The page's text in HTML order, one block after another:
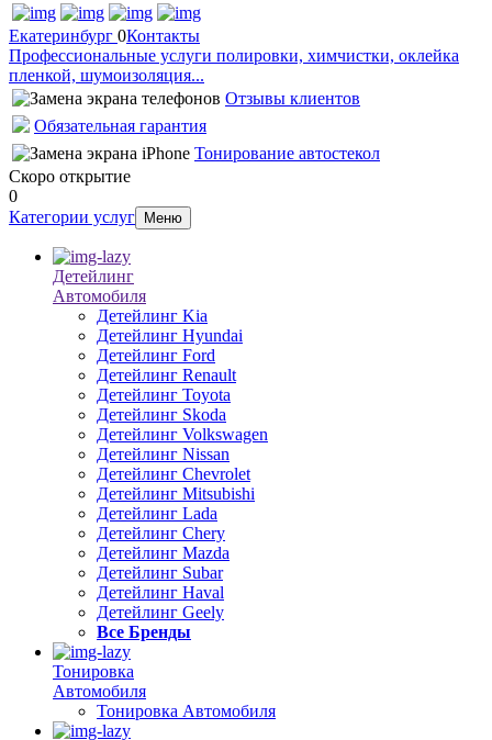
Екатеринбург 0Контакты
Профессиональные услуги полировки, химчистки, оклейка
пленкой, шумоизоляция...
Отзывы клиентов
Обязательная гарантия
Тонирование автостекол
Скоро открытие
0
Категории услуг
Меню
Детейлинг
Автомобиля
Детейлинг Kia
Детейлинг Hyundai
Детейлинг Ford
Детейлинг Renault
Детейлинг Toyota
Детейлинг Skoda
Детейлинг Volkswagen
Детейлинг Nissan
Детейлинг Chevrolet
Детейлинг Mitsubishi
Детейлинг Lada
Детейлинг Chery
Детейлинг Mazda
Детейлинг Subar
Детейлинг Haval
Детейлинг Geely
Все Бренды
Тонировка
Автомобиля
Тонировка Автомобиля